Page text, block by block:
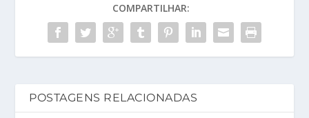
COMPARTILHAR:
POSTAGENS RELACIONADAS